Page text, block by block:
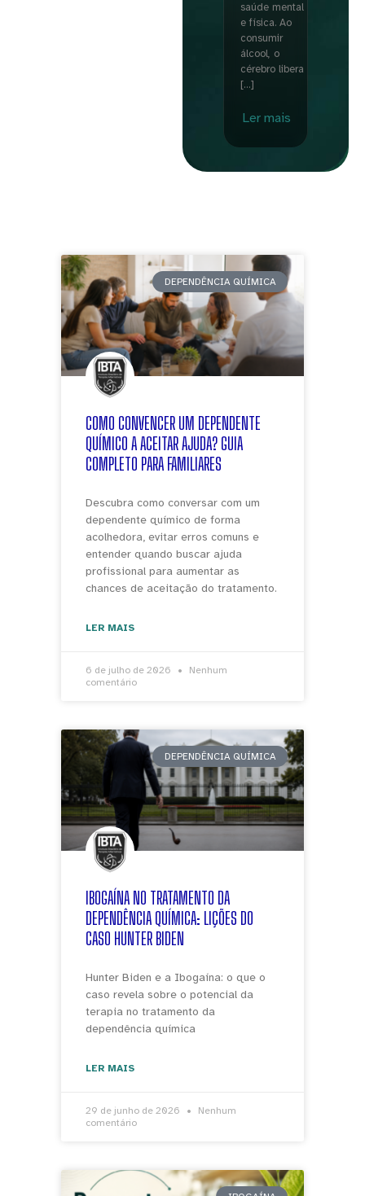
saúde mental
e física. Ao
consumir
álcool, o
cérebro libera
[…]
Ler mais
DEPENDÊNCIA QUÍMICA
COMO CONVENCER UM DEPENDENTE
QUÍMICO A ACEITAR AJUDA? GUIA
COMPLETO PARA FAMILIARES
Descubra como conversar com um
dependente químico de forma
acolhedora, evitar erros comuns e
entender quando buscar ajuda
profissional para aumentar as
chances de aceitação do tratamento.
LER MAIS
6 de julho de 2026
Nenhum
comentário
DEPENDÊNCIA QUÍMICA
IBOGAÍNA NO TRATAMENTO DA
DEPENDÊNCIA QUÍMICA: LIÇÕES DO
CASO HUNTER BIDEN
Hunter Biden e a Ibogaína: o que o
caso revela sobre o potencial da
terapia no tratamento da
dependência química
LER MAIS
29 de junho de 2026
Nenhum
comentário